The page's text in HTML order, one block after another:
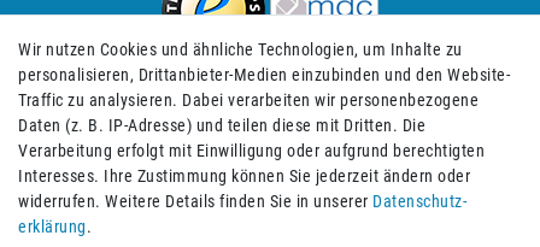
Impressum Daten­schutz­erklärung AGB
Wir nutzen Cookies und ähnliche Technologien, um Inhalte zu
personalisieren, Drittanbieter-Medien einzubinden und den Website-
Traffic zu analysieren. Dabei verarbeiten wir personenbezogene
Daten (z. B. IP-Adresse) und teilen diese mit Dritten. Die
Verarbeitung erfolgt mit Einwilligung oder aufgrund berechtigten
Interesses. Ihre Zustimmung können Sie jederzeit ändern oder
widerrufen. Weitere Details finden Sie in unserer Daten­schutz­
erklärung.